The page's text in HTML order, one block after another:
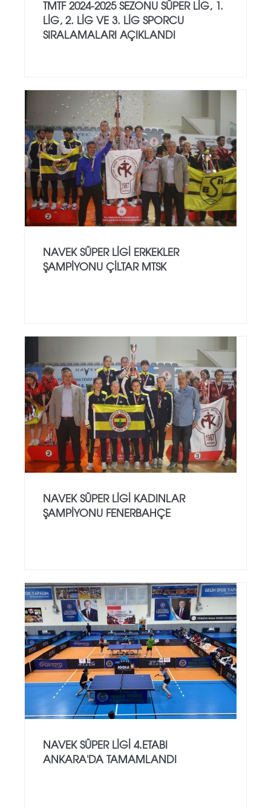
TMTF 2024-2025 SEZONU SÜPER LIG, 1.
LIG, 2. LIG VE 3. LIG SPORCU
SIRALAMALARI AÇIKLANDI
NAVEK SÜPER LİGİ ERKEKLER
ŞAMPİYONU ÇİLTAR MTSK
NAVEK SÜPER LİGİ KADINLAR
ŞAMPİYONU FENERBAHÇE
NAVEK SÜPER LIGI 4.ETABI
ANKARA'DA TAMAMLANDI